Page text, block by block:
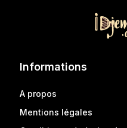
Informations
A propos
Mentions légales